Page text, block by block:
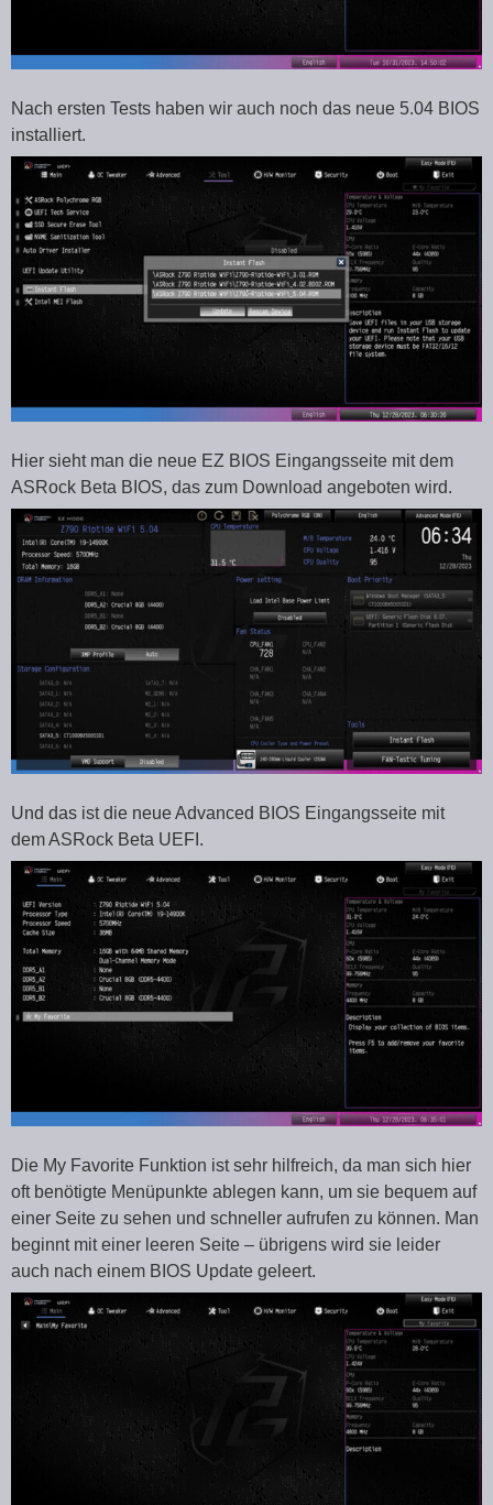
Nach ersten Tests haben wir auch noch das neue 5.04 BIOS
installiert.
Hier sieht man die neue EZ BIOS Eingangsseite mit dem
ASRock Beta BIOS, das zum Download angeboten wird.
Und das ist die neue Advanced BIOS Eingangsseite mit
dem ASRock Beta UEFI.
Die My Favorite Funktion ist sehr hilfreich, da man sich hier
oft benötigte Menüpunkte ablegen kann, um sie bequem auf
einer Seite zu sehen und schneller aufrufen zu können. Man
beginnt mit einer leeren Seite – übrigens wird sie leider
auch nach einem BIOS Update geleert.